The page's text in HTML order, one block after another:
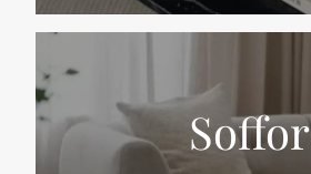
Soffor